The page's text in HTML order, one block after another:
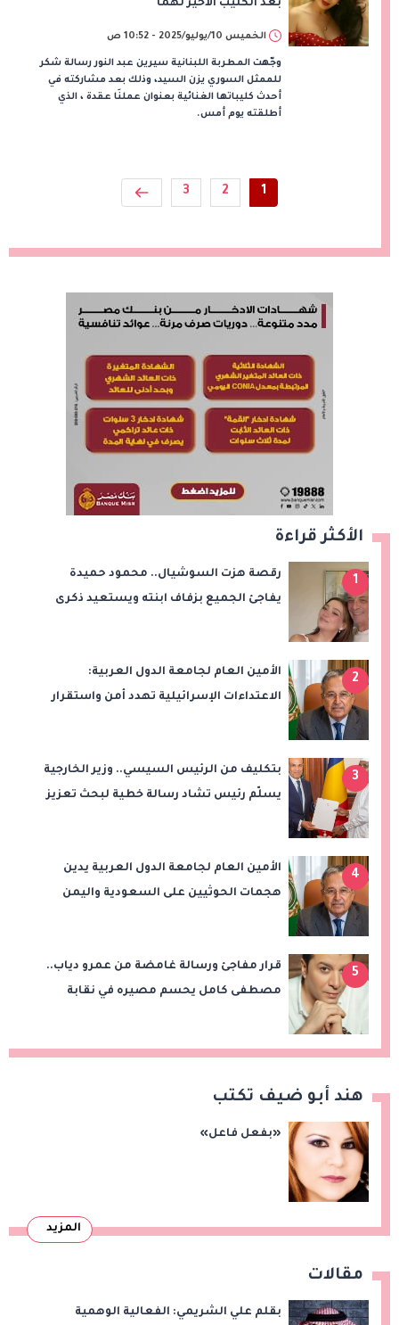
بعد الكليب الأخير لهما
الخميس 10/يوليو/2025 - 10:52 ص
وجّهت المطربة اللبنانية سيرين عبد النور رسالة شكر
للممثل السوري يزن السيد، وذلك بعد مشاركته في
أحدث كليباتها الغنائية بعنوان عملنَا عقدة ، الذي
أطلقته يوم أمس.
1
2
3
الأكثر قراءة
1
رقصة هزت السوشيال.. محمود حميدة
يفاجئ الجميع بزفاف ابنته ويستعيد ذكرى
2
الأمين العام لجامعة الدول العربية:
الاعتداءات الإسرائيلية تهدد أمن واستقرار
3
بتكليف من الرئيس السيسي.. وزير الخارجية
يسلّم رئيس تشاد رسالة خطية لبحث تعزيز
4
الأمين العام لجامعة الدول العربية يدين
هجمات الحوثيين على السعودية واليمن
5
قرار مفاجئ ورسالة غامضة من عمرو دياب..
مصطفى كامل يحسم مصيره في نقابة
هند أبو ضيف تكتب
«بفعل فاعل»
المزيد
مقالات
بقلم علي الشريمي: الفعالية الوهمية